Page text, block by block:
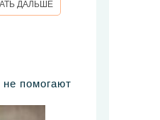
ДАЛЬШЕ
помогают